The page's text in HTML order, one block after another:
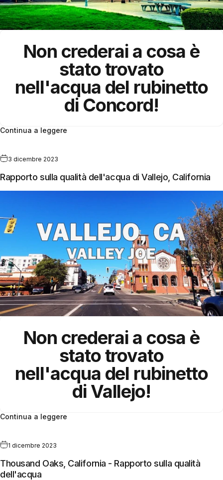
Non crederai a cosa è
stato trovato
nell'acqua del rubinetto
di Concord!
Continua a leggere
3 dicembre 2023
Rapporto sulla qualità dell'acqua di Vallejo, California
Non crederai a cosa è
stato trovato
nell'acqua del rubinetto
di Vallejo!
Continua a leggere
1 dicembre 2023
Thousand Oaks, California - Rapporto sulla qualità
dell'acqua